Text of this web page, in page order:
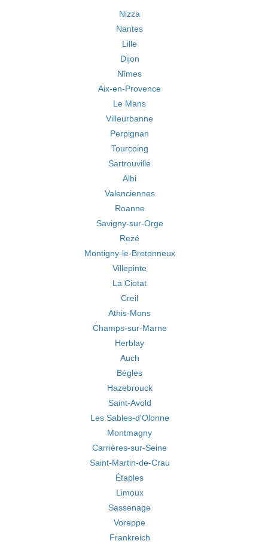
Nizza
Nantes
Lille
Dijon
Nîmes
Aix-en-Provence
Le Mans
Villeurbanne
Perpignan
Tourcoing
Sartrouville
Albi
Valenciennes
Roanne
Savigny-sur-Orge
Rezé
Montigny-le-Bretonneux
Villepinte
La Ciotat
Creil
Athis-Mons
Champs-sur-Marne
Herblay
Auch
Bègles
Hazebrouck
Saint-Avold
Les Sables-d'Olonne
Montmagny
Carrières-sur-Seine
Saint-Martin-de-Crau
Étaples
Limoux
Sassenage
Voreppe
Frankreich